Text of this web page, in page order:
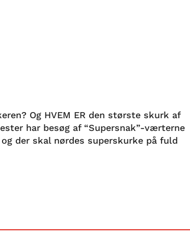
Og HVEM ER den største skurk af
har besøg af “Supersnak”-værterne
der skal nørdes superskurke på fuld